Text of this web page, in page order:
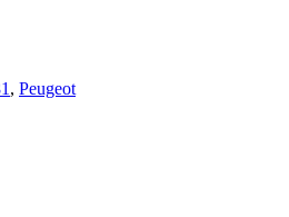
, Peugeot